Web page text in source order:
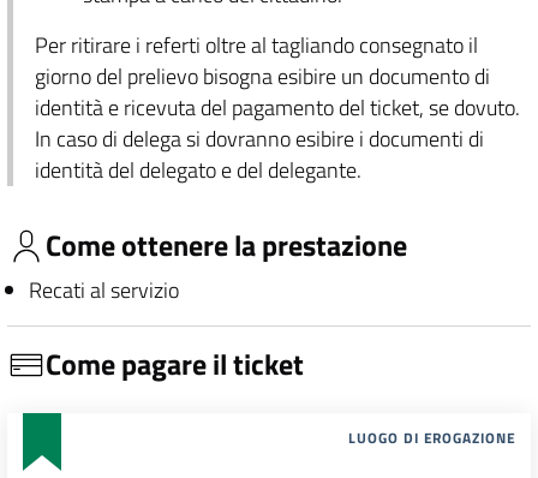
Per ritirare i referti oltre al tagliando consegnato il
giorno del prelievo bisogna esibire un documento di
identità e ricevuta del pagamento del ticket, se dovuto.
In caso di delega si dovranno esibire i documenti di
identità del delegato e del delegante.
Come ottenere la prestazione
Recati al servizio
Come pagare il ticket
LUOGO DI EROGAZIONE